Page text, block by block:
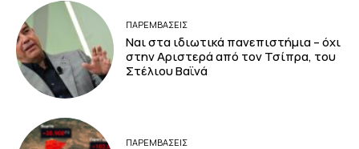
ΠΑΡΕΜΒΑΣΕΙΣ
Ναι στα ιδιωτικά πανεπιστήμια – όχι
στην Αριστερά από τον Τσίπρα, του
Στέλιου Βαϊνά
ΠΑΡΕΜΒΑΣΕΙΣ